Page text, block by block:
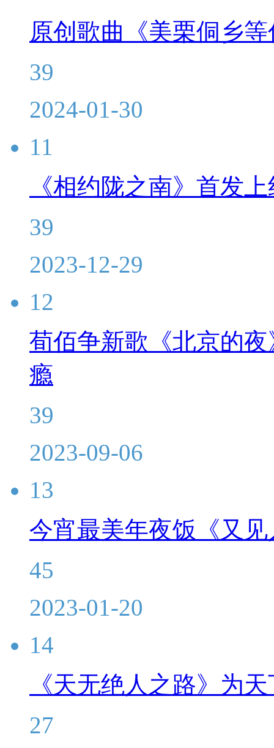
原创歌曲《美栗侗乡
39
2024-01-30
11
《相约陇之南》首发
39
2023-12-29
12
荀佰争新歌《北京的
瘾
39
2023-09-06
13
今宵最美年夜饭《又
45
2023-01-20
14
《天无绝人之路》为
27